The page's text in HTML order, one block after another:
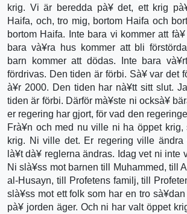
krig. Vi är beredda pà¥ det, ett krig
Haifa, och, tro mig, bortom Haifa och
bortom Haifa. Inte bara vi kommer att
bara và¥ra hus kommer att bli
barn kommer att dödas. Inte bara
fördrivas. Den tiden är förbi. Sà¥ var det
à¥r 2000. Den tiden har nà¥tt sitt slut.
tiden är förbi. Därför mà¥ste ni ocksà¥
er regering har gjort, för vad den
Frà¥n och med nu ville ni ha öppet krig,
krig. Ni ville det. Er regering ville ändra
là¥t dà¥ reglerna ändras. Idag vet ni inte
Ni slà¥ss mot barnen till Muhammed, till
al-Husayn, till Profetens familj, till
slà¥ss mot ett folk som har en tro
pà¥ jorden äger. Och ni har valt öppet